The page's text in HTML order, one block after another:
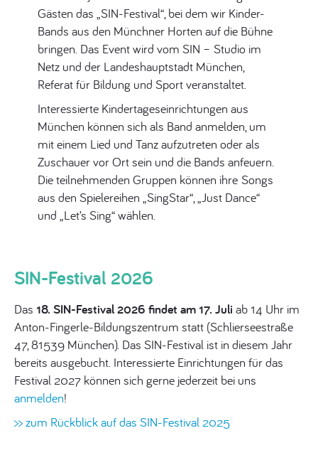
Gästen das „SIN-Festival“, bei dem wir Kinder-
Bands aus den Münchner Horten auf die Bühne
bringen. Das Event wird vom SIN – Studio im
Netz und der Landeshauptstadt München,
Referat für Bildung und Sport veranstaltet.
Interessierte Kindertageseinrichtungen aus
München können sich als Band anmelden, um
mit einem Lied und Tanz aufzutreten oder als
Zuschauer vor Ort sein und die Bands anfeuern.
Die teilnehmenden Gruppen können ihre Songs
aus den Spielereihen „SingStar“, „Just Dance“
und „Let’s Sing“ wählen.
SIN-Festival 2026
Das 18. SIN-Festival 2026 findet am 17. Juli ab 14 Uhr im
Anton-Fingerle-Bildungszentrum statt (Schlierseestraße
47, 81539 München). Das SIN-Festival ist in diesem Jahr
bereits ausgebucht. Interessierte Einrichtungen für das
Festival 2027 können sich gerne jederzeit bei uns
anmelden!
>> zum Rückblick auf das SIN-Festival 2025